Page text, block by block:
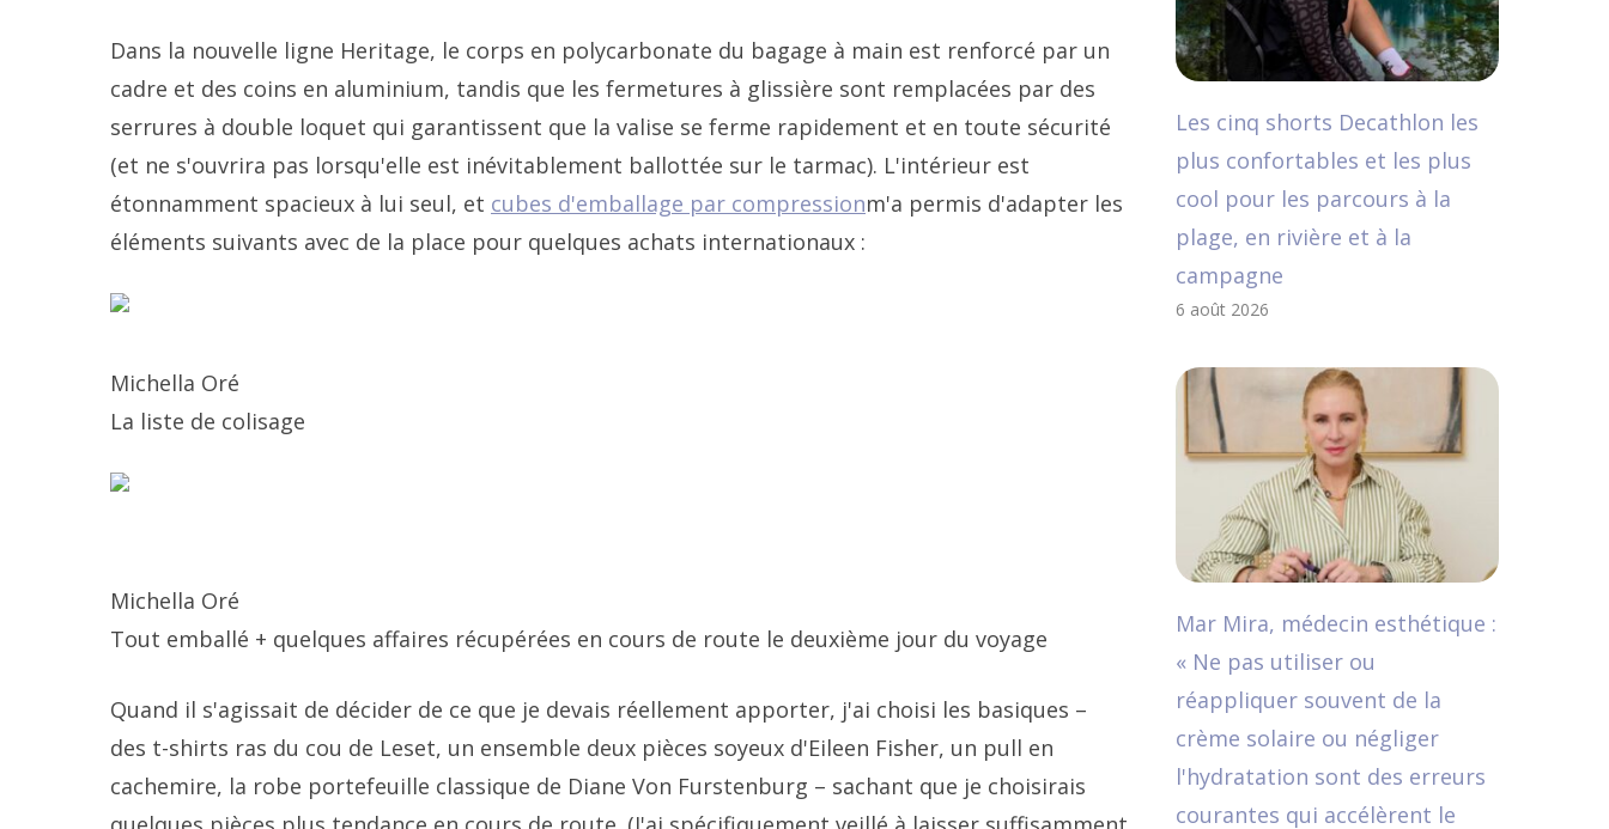
Dans la nouvelle ligne Heritage, le corps en polycarbonate du bagage à main est renforcé par un
cadre et des coins en aluminium, tandis que les fermetures à glissière sont remplacées par des
serrures à double loquet qui garantissent que la valise se ferme rapidement et en toute sécurité
(et ne s'ouvrira pas lorsqu'elle est inévitablement ballottée sur le tarmac). L'intérieur est
étonnamment spacieux à lui seul, et cubes d'emballage par compressionm'a permis d'adapter les
éléments suivants avec de la place pour quelques achats internationaux :
Michella Oré
La liste de colisage
Michella Oré
Tout emballé + quelques affaires récupérées en cours de route le deuxième jour du voyage
Quand il s'agissait de décider de ce que je devais réellement apporter, j'ai choisi les basiques –
des t-shirts ras du cou de Leset, un ensemble deux pièces soyeux d'Eileen Fisher, un pull en
cachemire, la robe portefeuille classique de Diane Von Furstenburg – sachant que je choisirais
Les cinq shorts Decathlon les
plus confortables et les plus
cool pour les parcours à la
plage, en rivière et à la
campagne
6 août 2026
Mar Mira, médecin esthétique :
« Ne pas utiliser ou
réappliquer souvent de la
crème solaire ou négliger
l'hydratation sont des erreurs
courantes qui accélèrent le